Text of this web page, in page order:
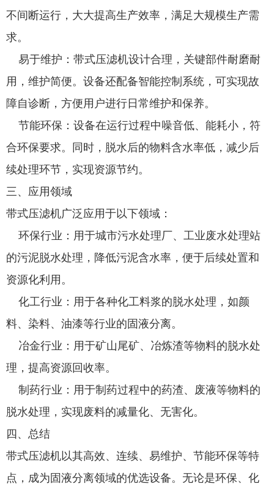
不间断运行，大大提高生产效率，满足大规模生产需
求。
易于维护：带式压滤机设计合理，关键部件耐磨耐
用，维护简便。设备还配备智能控制系统，可实现故
障自诊断，方便用户进行日常维护和保养。
节能环保：设备在运行过程中噪音低、能耗小，符
合环保要求。同时，脱水后的物料含水率低，减少后
续处理环节，实现资源节约。
三、应用领域
带式压滤机广泛应用于以下领域：
环保行业：用于城市污水处理厂、工业废水处理站
的污泥脱水处理，降低污泥含水率，便于后续处置和
资源化利用。
化工行业：用于各种化工料浆的脱水处理，如颜
料、染料、油漆等行业的固液分离。
冶金行业：用于矿山尾矿、冶炼渣等物料的脱水处
理，提高资源回收率。
制药行业：用于制药过程中的药渣、废液等物料的
脱水处理，实现废料的减量化、无害化。
四、总结
带式压滤机以其高效、连续、易维护、节能环保等特
点，成为固液分离领域的优选设备。无论是环保、化